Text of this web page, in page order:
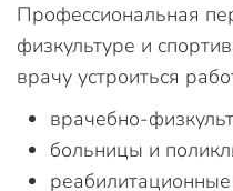
Профессиональная
физкультуре и
врачу устроиться
врачебно-
больницы и